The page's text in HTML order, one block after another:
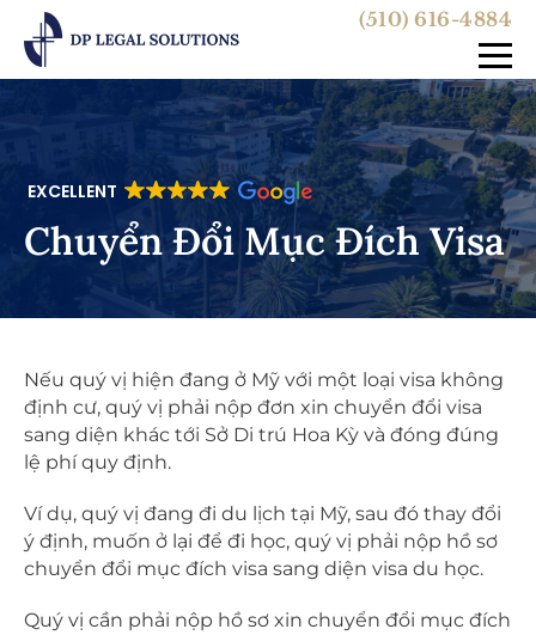
(510) 616-4884
EXCELLENT
Chuyển Đổi Mục Đích Visa
Nếu quý vị hiện đang ở Mỹ với một loại visa không
định cư, quý vị phải nộp đơn xin chuyển đổi visa
sang diện khác tới Sở Di trú Hoa Kỳ và đóng đúng
lệ phí quy định.
Ví dụ, quý vị đang đi du lịch tại Mỹ, sau đó thay đổi
ý định, muốn ở lại để đi học, quý vị phải nộp hồ sơ
chuyển đổi mục đích visa sang diện visa du học.
Quý vị cần phải nộp hồ sơ xin chuyển đổi mục đích